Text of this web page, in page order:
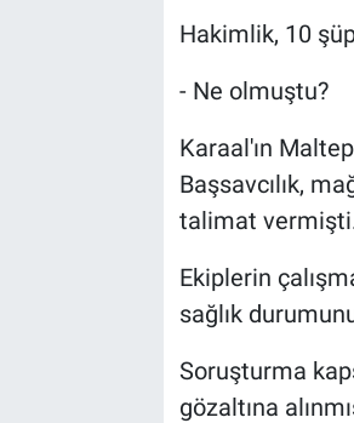
Hakimlik, 10
- Ne olmuştu?
Karaal'ın
Başsavcılık,
talimat
Ekiplerin
sağlık
Soruşturma
gözaltına